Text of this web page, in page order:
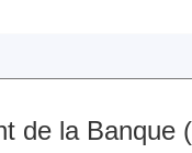
de la Banque